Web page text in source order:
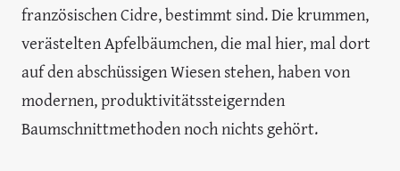
französischen Cidre, bestimmt sind. Die krummen,
verästelten Apfelbäumchen, die mal hier, mal dort
auf den abschüssigen Wiesen stehen, haben von
modernen, produktivitätssteigernden
Baumschnittmethoden noch nichts gehört.